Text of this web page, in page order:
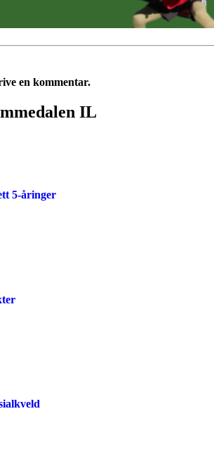
en kommentar.
IL
5-åringer